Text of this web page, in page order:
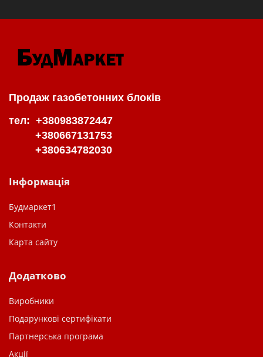
Продаж газобетонних блоків
тел: +380983872447
+380667131753
+380634782030
Інформація
Будмаркет1
Контакти
Карта сайту
Додатково
Виробники
Подарункові сертифікати
Партнерська програма
Акції